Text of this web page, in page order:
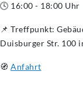
🕓 16:00 - 18:00 Uhr
📌 Treffpunkt:
Duisburger Str. 100
🧭 Anfahrt